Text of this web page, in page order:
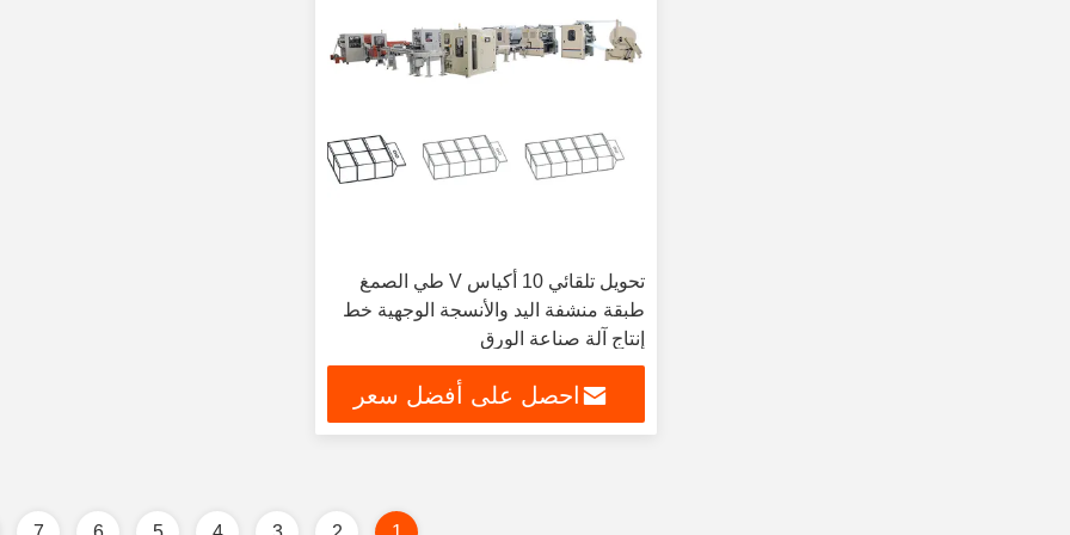
تحويل تلقائي 10 أكياس V طي الصمغ
طبقة منشفة اليد والأنسجة الوجهية خط
إنتاج آلة صناعة الورق
احصل على أفضل سعر